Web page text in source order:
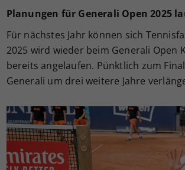
Planungen für Generali Open 2025
Für nächstes Jahr können sich
2025 wird wieder beim Generali Open
bereits angelaufen. Pünktlich zum
Generali um drei weitere Jahre